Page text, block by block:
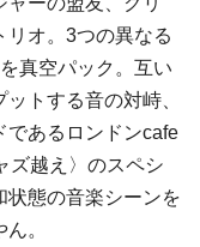
リオ。3つの異なる
真空パック。互い
トする音の対峙、
であるロンドンcafe
ズ越え〉のスペシ
状態の音楽シーンを
。